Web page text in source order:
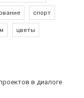
спорт
цветы
в диалоге